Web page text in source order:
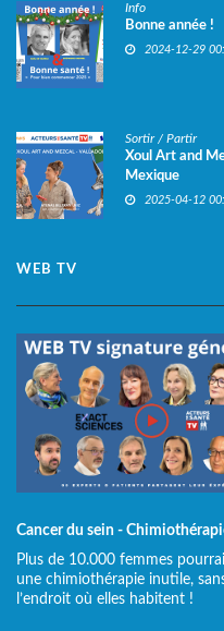
Info
Bonne année !
2024-12-29
Sortir / Partir
Xoul Art and
Mexique
2025-04-12
WEB TV
Cancer du sein -
Plus de 10.000 femmes
une chimiothérapie inutile,
l’endroit où elles habitent !